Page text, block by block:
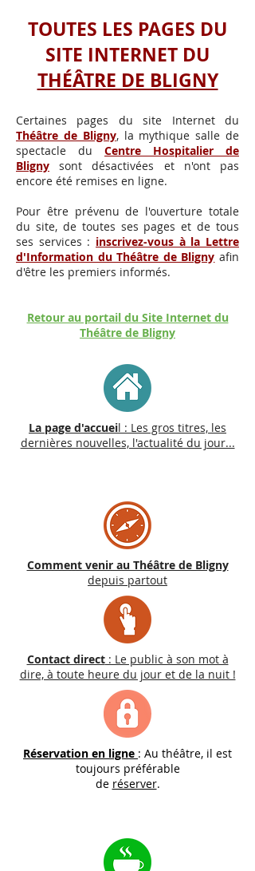
TOUTES LES PAGES DU
SITE INTERNET DU
THÉÂTRE DE BLIGNY
Certaines pages du site Internet du
Théâtre de Bligny, la mythique salle de
spectacle du Centre Hospitalier de
Bligny sont désactivées et n'ont pas
encore été remises en ligne.
Pour être prévenu de l'ouverture totale
du site, de toutes ses pages et de tous
ses services : inscrivez-vous à la Lettre
d'Information du Théâtre de Bligny afin
d'être les premiers informés.
Retour au portail du Site Internet du
Théâtre de Bligny
La page d'accueil : Les gros titres, les
dernières nouvelles, l'actualité du jour...
Comment venir au Théâtre de Bligny
depuis partout
Contact direct: Le public à son mot à
dire, à toute heure du jour et de la nuit !
Réservation en ligne : Au théâtre, il est
toujours préférable
de réserver.